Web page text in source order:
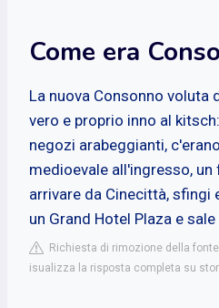
Come era
La nuova Consonno voluta
vero e proprio inno al
negozi arabeggianti,
medioevale all'ingresso,
arrivare da Cinecittà, sfingi
un Grand Hotel Plaza e
Richiesta di rimozione della fonte
isualizza la risposta completa su